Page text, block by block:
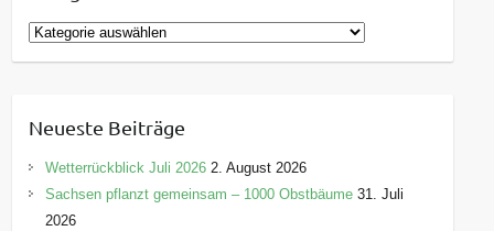
K
a
g
o
r
Neueste Beiträge
Wetterrückblick Juli 2026 2. August 2026
Sachsen pflanzt gemeinsam – 1000 Obstbäume 31. Juli
2026